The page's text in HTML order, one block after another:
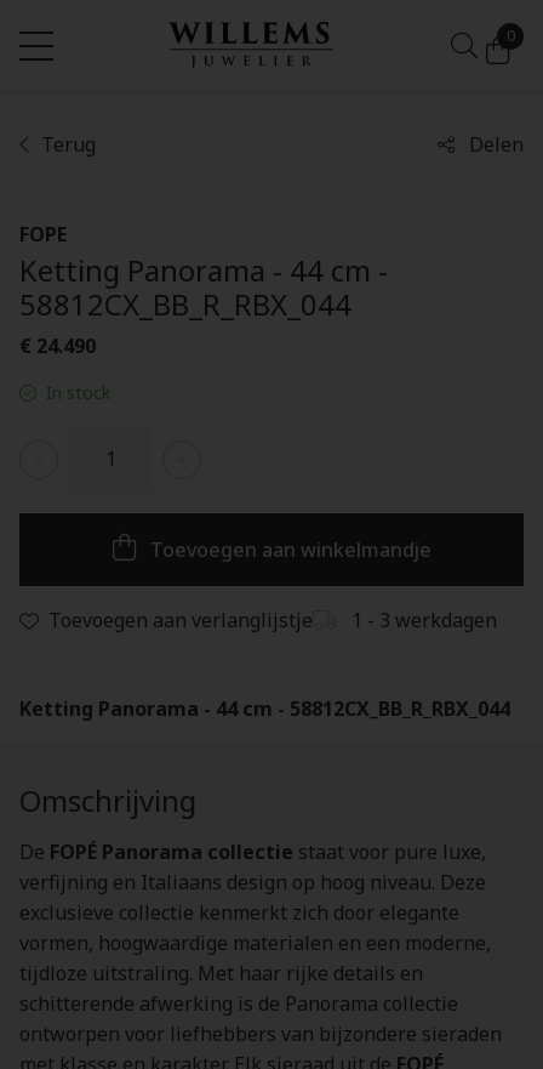
0
Terug Delen
FOPE
Ketting Panorama - 44 cm -
58812CX_BB_R_RBX_044
€ 24.490
In stock
Toevoegen aan winkelmandje
Toevoegen aan verlanglijstje 1 - 3 werkdagen
Ketting Panorama - 44 cm - 58812CX_BB_R_RBX_044
Omschrijving
De FOPÉ Panorama collectie staat voor pure luxe,
verfijning en Italiaans design op hoog niveau. Deze
exclusieve collectie kenmerkt zich door elegante
vormen, hoogwaardige materialen en een moderne,
tijdloze uitstraling. Met haar rijke details en
schitterende afwerking is de Panorama collectie
ontworpen voor liefhebbers van bijzondere sieraden